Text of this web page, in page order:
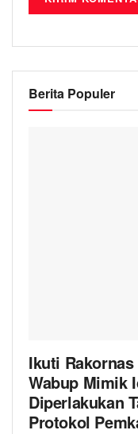
Berita Populer
Ikuti
Wabup Mimik
Diperlakukan
Protokol